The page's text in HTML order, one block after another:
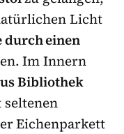
Licht
durch einen
Im Innern
Bibliothek
Eichenparkett